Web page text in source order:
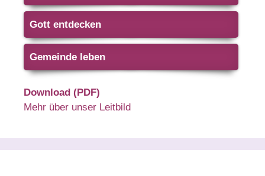
Gott entdecken
Gemeinde leben
Download (PDF)
Mehr über unser Leitbild